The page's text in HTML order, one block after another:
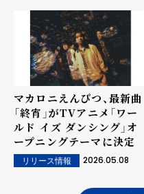
マカロニえんぴつ、最新曲
「終宵」がTVアニメ「ワー
ルド イズ ダンシング」オ
ープニングテーマに決定
リリース情報 2026.05.08